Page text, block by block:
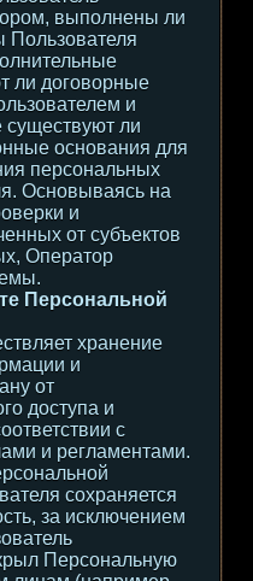
выполнены ли
Пользователя
ли договорные
и
ли
основания для
персональных
Основываясь на
и
от субъектов
Оператор
Персональной
хранение
и
от
доступа и
с
и регламентами.
сохраняется
за исключением
Персональную